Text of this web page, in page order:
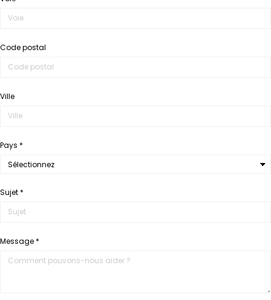
Code postal
Ville
Pays *
Sujet *
Message *